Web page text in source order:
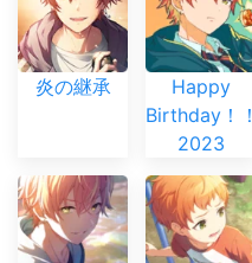
炎の継承
Happy
Birthday！！
2023